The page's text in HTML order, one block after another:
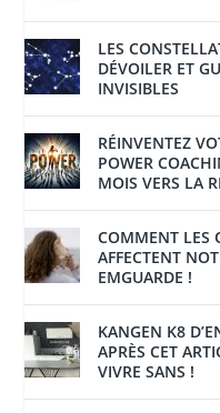
LES
DÉVOILER ET
INVISIBLES
RÉINVENTEZ
POWER
MOIS VERS LA
COMMENT LES
AFFECTENT
EMGUARDE !
KANGEN K8
APRÈS CET
VIVRE SANS !